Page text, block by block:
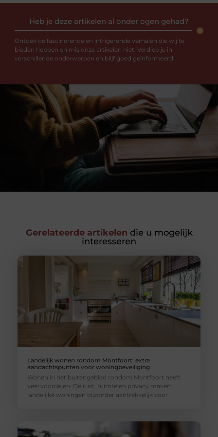
Heb je deze artikelen al onder ogen gehad?
Ontdek de fascinerende en intrigerende verhalen die wij te
bieden hebben en mis onze artikelen niet. Verdiep je in
verschillende onderwerpen en blijf goed geïnformeerd!
Gerelateerde artikelen die u mogelijk
interesseren
Landelijk wonen rondom Montfoort: extra
aandachtspunten voor woningbeveiliging
Wonen in het buitengebied rondom Montfoort heeft
veel voordelen. De rust, ruimte en privacy maken
landelijke woningen bijzonder aantrekkelijk voor